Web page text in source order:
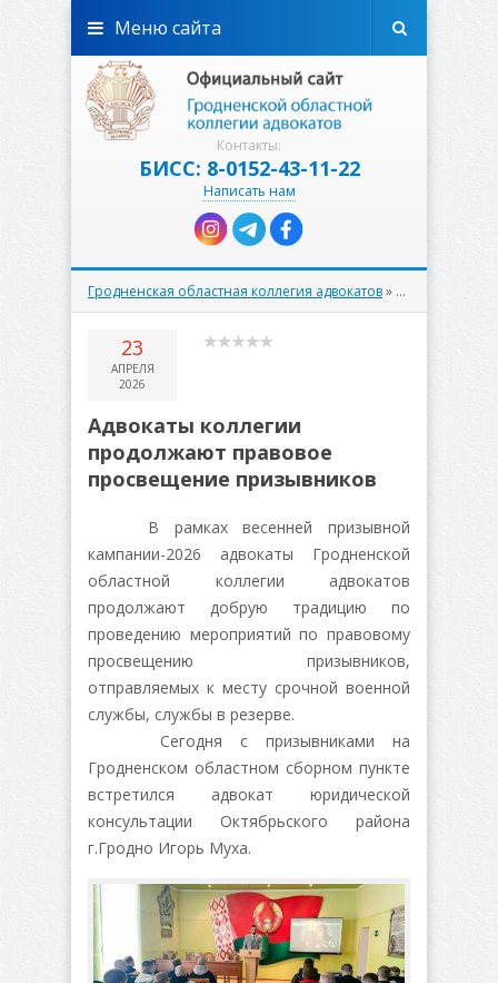
Контакты:
БИСС: 8-0152-43-11-22
Написать нам
Меню сайта
Гродненская областная коллегия адвокатов» Правовое
23
АПРЕЛЯ
2026
Адвокаты коллегии
продолжают правовое
просвещение призывников
В рамках весенней призывной
кампании-2026 адвокаты Гродненской
областной коллегии адвокатов
продолжают добрую традицию по
проведению мероприятий по правовому
просвещению призывников,
отправляемых к месту срочной военной
службы, службы в резерве.
Сегодня с призывниками на
Гродненском областном сборном пункте
встретился адвокат юридической
консультации Октябрьского района
г.Гродно Игорь Муха.